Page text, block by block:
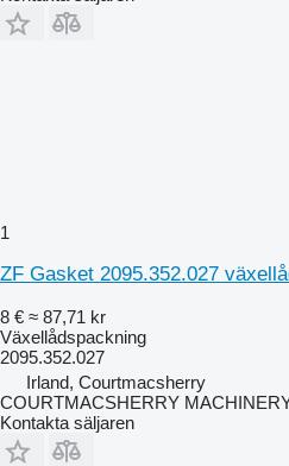
1
ZF Gasket 2095.352.027
8 € ≈ 87,71 kr
Växellådspackning
2095.352.027
Irland, Courtmacsherry
COURTMACSHERRY
Kontakta säljaren